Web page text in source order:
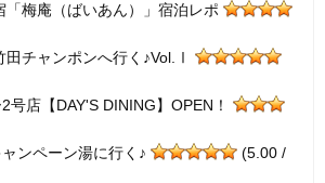
「梅庵（ばいあん）」宿泊レポ
田チャンポンへ行く♪Vol.Ⅰ
号店【DAY'S DINING】OPEN！
ンペーン湯に行く♪
(5.00 /